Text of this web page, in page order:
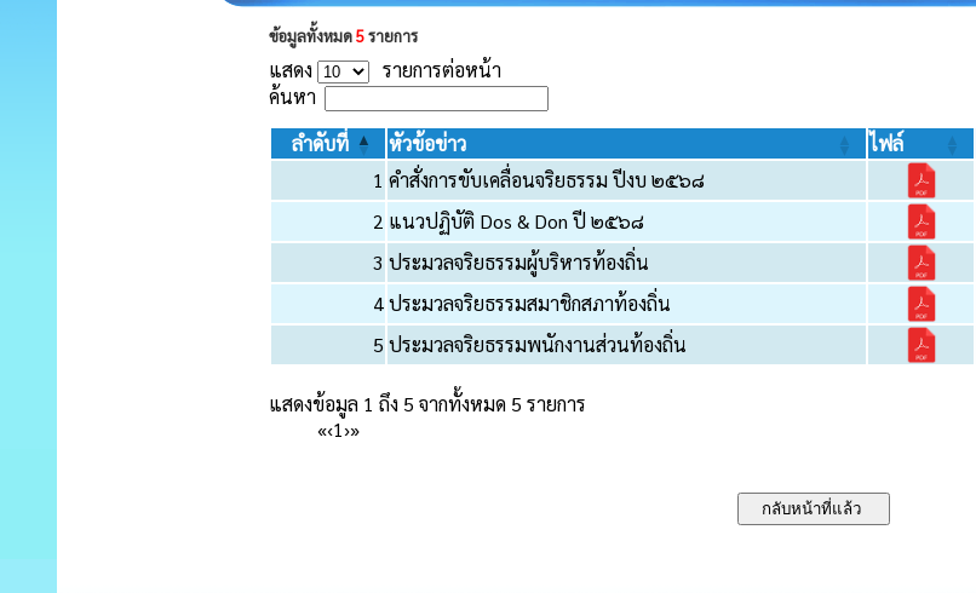
ข้อมูลทั้งหมด5รายการ
แสดง
รายการต่อหน้า
ค้นหา
ลำดับที่
หัวข้อข่าว ไฟล์
1 คำสั่งการขับเคลื่อนจริยธรรม ปีงบ ๒๕๖๘
2 แนวปฏิบัติ Dos & Don ปี ๒๕๖๘
3 ประมวลจริยธรรมผู้บริหารท้องถิ่น
4ประมวลจริยธรรมสมาชิกสภาท้องถิ่น
5 ประมวลจริยธรรมพนักงานส่วนท้องถิ่น
แสดงข้อมูล 1 ถึง 5 จากทั้งหมด 5 รายการ
«‹1›»